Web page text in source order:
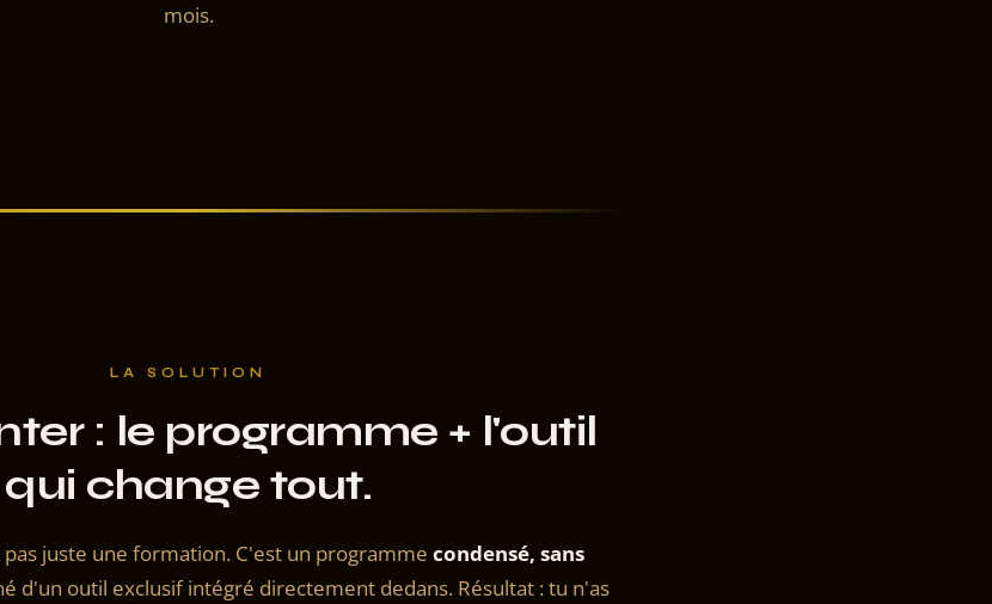
mois.
LA SOLUTION
: le programme + l'outil
qui change tout.
juste une formation. C'est un programme condensé, sans
d'un outil exclusif intégré directement dedans. Résultat : tu n'as